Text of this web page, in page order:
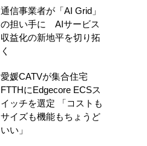
通信事業者が「AI Grid」
の担い手に AIサービス
収益化の新地平を切り拓
く
愛媛CATVが集合住宅
FTTHにEdgecore ECSス
イッチを選定 「コストも
サイズも機能もちょうど
いい」